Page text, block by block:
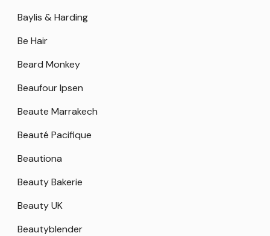
Baylis & Harding
Be Hair
Beard Monkey
Beaufour Ipsen
Beaute Marrakech
Beauté Pacifique
Beautiona
Beauty Bakerie
Beauty UK
Beautyblender